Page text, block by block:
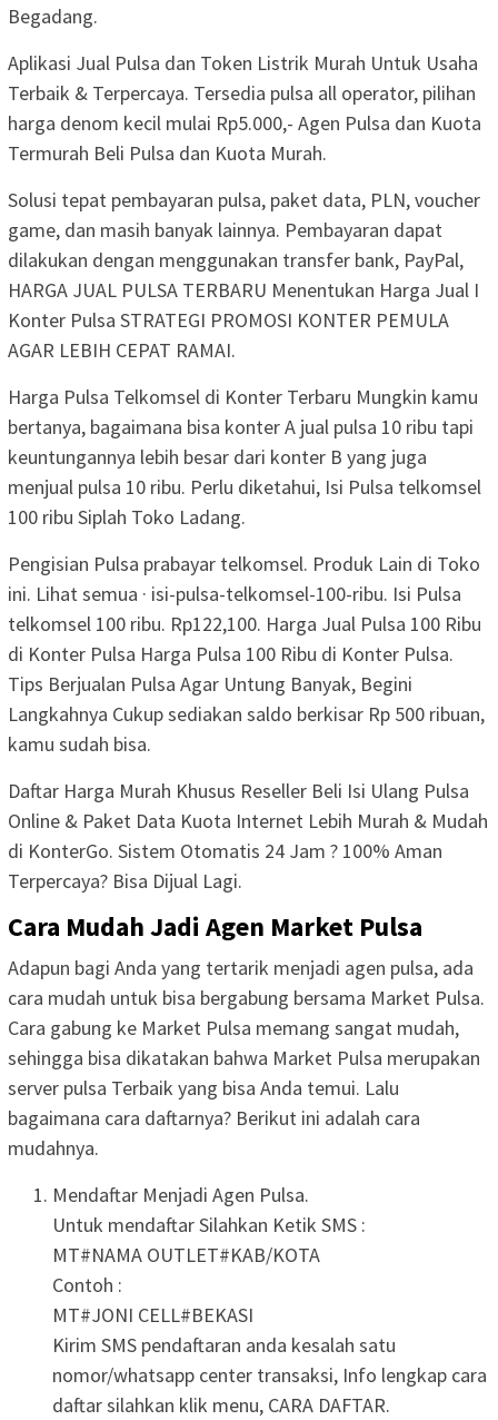
Begadang.
Aplikasi Jual Pulsa dan Token Listrik Murah Untuk Usaha
Terbaik & Terpercaya. Tersedia pulsa all operator, pilihan
harga denom kecil mulai Rp5.000,- Agen Pulsa dan Kuota
Termurah Beli Pulsa dan Kuota Murah.
Solusi tepat pembayaran pulsa, paket data, PLN, voucher
game, dan masih banyak lainnya. Pembayaran dapat
dilakukan dengan menggunakan transfer bank, PayPal,
HARGA JUAL PULSA TERBARU Menentukan Harga Jual I
Konter Pulsa STRATEGI PROMOSI KONTER PEMULA
AGAR LEBIH CEPAT RAMAI.
Harga Pulsa Telkomsel di Konter Terbaru Mungkin kamu
bertanya, bagaimana bisa konter A jual pulsa 10 ribu tapi
keuntungannya lebih besar dari konter B yang juga
menjual pulsa 10 ribu. Perlu diketahui, Isi Pulsa telkomsel
100 ribu Siplah Toko Ladang.
Pengisian Pulsa prabayar telkomsel. Produk Lain di Toko
ini. Lihat semua · isi-pulsa-telkomsel-100-ribu. Isi Pulsa
telkomsel 100 ribu. Rp122,100. Harga Jual Pulsa 100 Ribu
di Konter Pulsa Harga Pulsa 100 Ribu di Konter Pulsa.
Tips Berjualan Pulsa Agar Untung Banyak, Begini
Langkahnya Cukup sediakan saldo berkisar Rp 500 ribuan,
kamu sudah bisa.
Daftar Harga Murah Khusus Reseller Beli Isi Ulang Pulsa
Online & Paket Data Kuota Internet Lebih Murah & Mudah
di KonterGo. Sistem Otomatis 24 Jam ? 100% Aman
Terpercaya? Bisa Dijual Lagi.
Cara Mudah Jadi Agen Market Pulsa
Adapun bagi Anda yang tertarik menjadi agen pulsa, ada
cara mudah untuk bisa bergabung bersama Market Pulsa.
Cara gabung ke Market Pulsa memang sangat mudah,
sehingga bisa dikatakan bahwa Market Pulsa merupakan
server pulsa Terbaik yang bisa Anda temui. Lalu
bagaimana cara daftarnya? Berikut ini adalah cara
mudahnya.
Mendaftar Menjadi Agen Pulsa.
Untuk mendaftar Silahkan Ketik SMS :
MT#NAMA OUTLET#KAB/KOTA
Contoh :
MT#JONI CELL#BEKASI
Kirim SMS pendaftaran anda kesalah satu
nomor/whatsapp center transaksi, Info lengkap cara
daftar silahkan klik menu, CARA DAFTAR.